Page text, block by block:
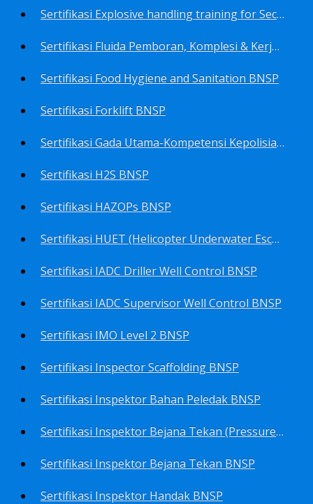
Sertifikasi Explosive handling training for Security staffs BNSP
Sertifikasi Fluida Pemboran, Komplesi & Kerja Ulang Sumur BNSP
Sertifikasi Food Hygiene and Sanitation BNSP
Sertifikasi Forklift BNSP
Sertifikasi Gada Utama-Kompetensi Kepolisian Terbatas Sektor Industri Migas BNSP
Sertifikasi H2S BNSP
Sertifikasi HAZOPs BNSP
Sertifikasi HUET (Helicopter Underwater Escape Training) BNSP
Sertifikasi IADC Driller Well Control BNSP
Sertifikasi IADC Supervisor Well Control BNSP
Sertifikasi IMO Level 2 BNSP
Sertifikasi Inspector Scaffolding BNSP
Sertifikasi Inspektor Bahan Peledak BNSP
Sertifikasi Inspektor Bejana Tekan (Pressure Vessel Inspector) BNSP
Sertifikasi Inspektor Bejana Tekan BNSP
Sertifikasi Inspektor Handak BNSP